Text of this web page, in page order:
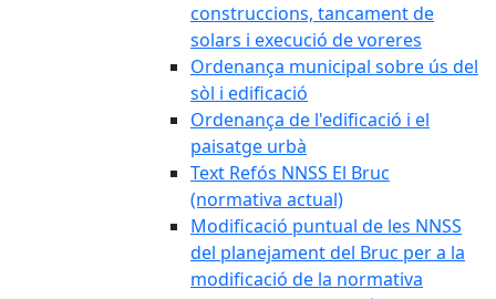
construccions, tancament de
solars i execució de voreres
Ordenança municipal sobre ús del
sòl i edificació
Ordenança de l'edificació i el
paisatge urbà
Text Refós NNSS El Bruc
(normativa actual)
Modificació puntual de les NNSS
del planejament del Bruc per a la
modificació de la normativa